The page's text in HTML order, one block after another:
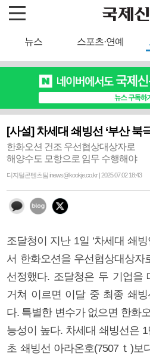
뉴스 스포츠·연예
[사설] 차세대 쇄빙선 ‘부산 북
한화오션 건조 우선협상대상자로
해양수도 모항으로 임무 수행해야
디지털콘텐츠팀 inews@kookje.co.kr | 2025.07.02 18:43
조달청이 지난 1일 ‘차세대 쇄
서 한화오션을 우선협상대상자
선정했다. 조달청은 두 기업을
거쳐 이르면 이달 중 최종 쇄
다. 특별한 변수가 없으면 한화
능성이 높다. 차세대 쇄빙선은
초 쇄빙선 아라온호(7507ｔ)보